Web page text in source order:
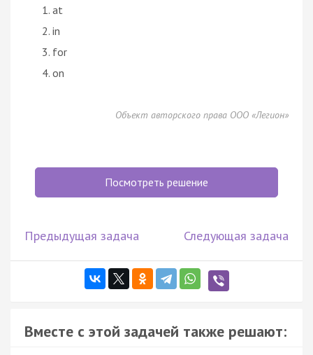
at
in
for
on
Объект авторского права ООО «Легион»
Посмотреть решение
Предыдущая задача Следующая задача
Вместе с этой задачей также решают: